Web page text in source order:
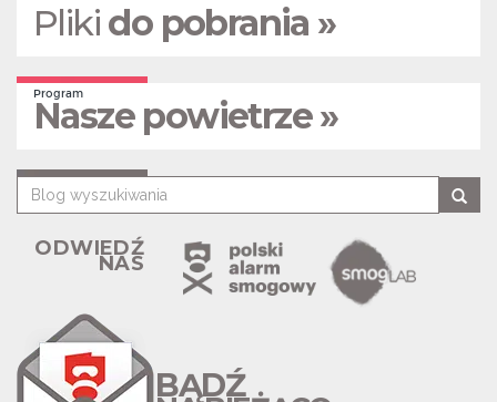
Pliki do pobrania »
Program
Nasze powietrze »
ODWIEDŹ
NAS
BĄDŹ